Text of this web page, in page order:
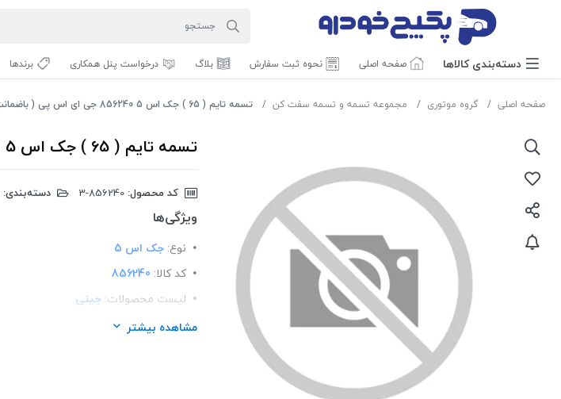
دسته‌بندی‌ کالاها صفحه اصلی نحوه ثبت سفارش بلاگ درخواست پنل همکاری برندها
صفحه اصلی گروه موتوری مجموعه تسمه و تسمه سفت کن تسمه تایم ( 65 ) جک اس 5 856240 جی ای اس پی ( باضمانت )
تسمه تایم ( 65 ) جک اس 5 856240 جی ای اس پی ( باضمانت )
کد محصول: دسته‌بندی:
ویژگی‌ها
نوع: جک اس 5
کد کالا: 856240
لیست محصولات: چینی
برند:GISP
مشاهده بیشتر